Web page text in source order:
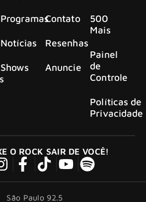
Programas
Notícias
Shows
Contato
Resenhas
Anuncie
500
Mais
Painel
de
Controle
Políticas de
Privacidade
O ROCK SAIR DE VOCÊ!
São Paulo 92.5